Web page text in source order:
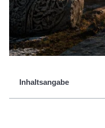
Inhaltsangabe